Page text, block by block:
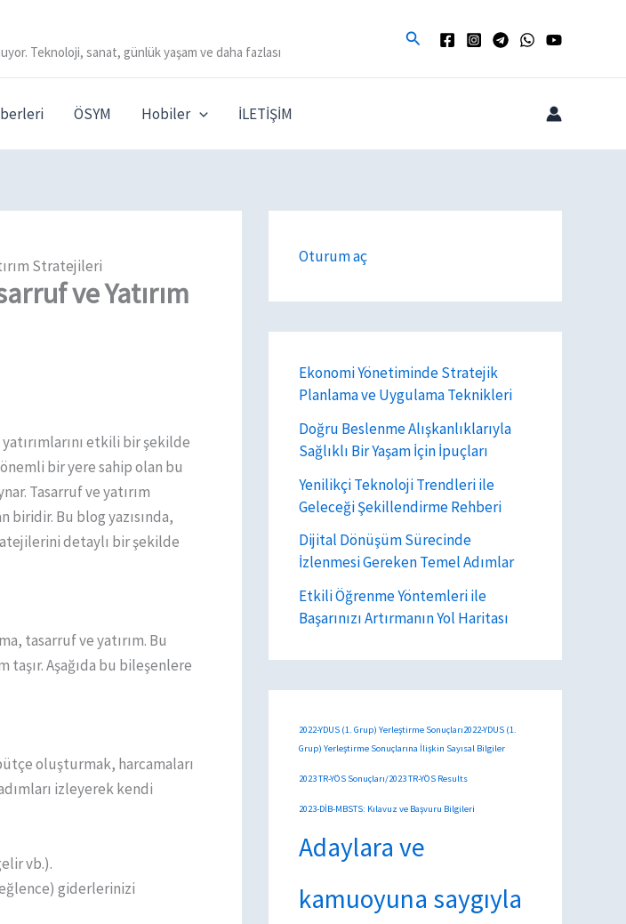
Teknoloji, sanat, günlük yaşam ve daha fazlası
Arama
ÖSYM Hobiler İLETİŞİM
Stratejileri
ve Yatırım
etkili bir şekilde
bir yere sahip olan bu
Tasarruf ve yatırım
Bu blog yazısında,
detaylı bir şekilde
tasarruf ve yatırım. Bu
Aşağıda bu bileşenlere
oluşturmak, harcamaları
izleyerek kendi
vb.).
giderlerinizi
Oturum aç
Ekonomi Yönetiminde Stratejik
Planlama ve Uygulama Teknikleri
Doğru Beslenme Alışkanlıklarıyla
Sağlıklı Bir Yaşam İçin İpuçları
Yenilikçi Teknoloji Trendleri ile
Geleceği Şekillendirme Rehberi
Dijital Dönüşüm Sürecinde
İzlenmesi Gereken Temel Adımlar
Etkili Öğrenme Yöntemleri ile
Başarınızı Artırmanın Yol Haritası
2022-YDUS (1. Grup) Yerleştirme Sonuçları2022-YDUS (1.
Grup) Yerleştirme Sonuçlarına İlişkin Sayısal Bilgiler
2023 TR-YÖS Sonuçları/2023 TR-YÖS Results
2023-DİB-MBSTS: Kılavuz ve Başvuru Bilgileri
Adaylara ve
kamuoyuna saygıyla